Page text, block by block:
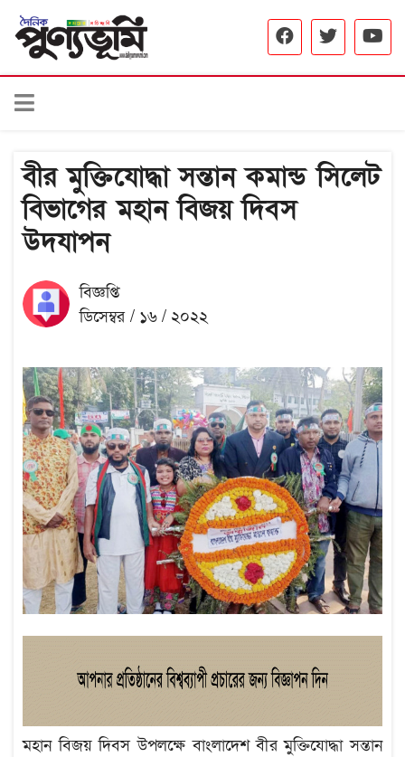
বীর মুক্তিযোদ্ধা সন্তান কমান্ড সিলেট
বিভাগের মহান বিজয় দিবস
উদযাপন
বিজ্ঞপ্তি
ডিসেম্বর / ১৬ / ২০২২
মহান বিজয় দিবস উপলক্ষে বাংলাদেশ বীর মুক্তিযোদ্ধা সন্তান